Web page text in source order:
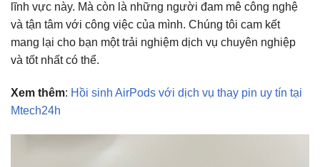
lĩnh vực này. Mà còn là những người đam mê công nghệ
và tận tâm với công việc của mình. Chúng tôi cam kết
mang lại cho bạn một trải nghiệm dịch vụ chuyên nghiệp
và tốt nhất có thể.
Xem thêm: Hồi sinh AirPods với dịch vụ thay pin uy tín tại
Mtech24h